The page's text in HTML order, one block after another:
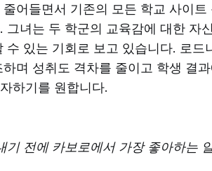
어들면서 기존의 모든 학교 사이
그녀는 두 학군의 교육감에 대한 자
수 있는 기회로 보고 있습니다. 로
며 성취도 격차를 줄이고 학생 결
하기를 원합니다.
기 전에 카보로에서 가장 좋아하는